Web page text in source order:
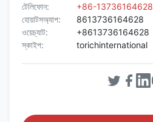
টেলিফোন:
+86-13736164628
হোয়াটসঅ্যাপ:
8613736164628
ওয়েচ্যাট:
+8613736164628
স্কাইপ:
torichinternational